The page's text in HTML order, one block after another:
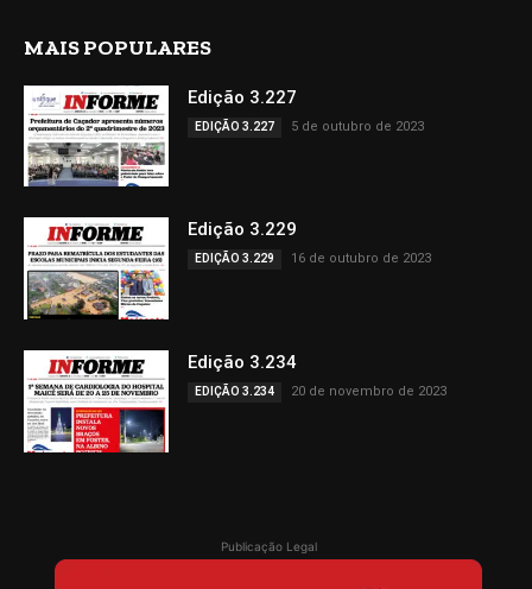
MAIS POPULARES
Edição 3.227
EDIÇÃO 3.227 5 de outubro de 2023
Edição 3.229
EDIÇÃO 3.229 16 de outubro de 2023
Edição 3.234
EDIÇÃO 3.234 20 de novembro de 2023
Publicação Legal